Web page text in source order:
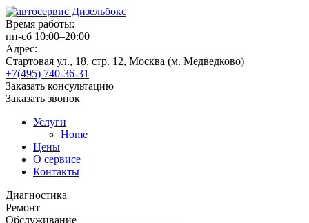
Время работы:
пн-сб 10:00–20:00
Адрес:
Стартовая ул., 18, стр. 12, Москва (м. Медведково)
+7(495) 740-36-31
Заказать консультацию
Заказать звонок
Услуги
Home
Цены
О сервисе
Контакты
Диагностика
Ремонт
Обслуживание